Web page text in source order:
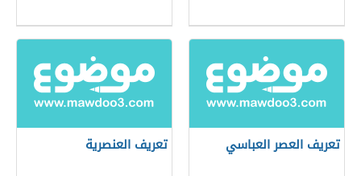
تعريف العصر العباسي تعريف العنصرية